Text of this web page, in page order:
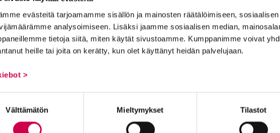
evästeitä tarjoamamme sisällön ja mainosten räätälöimiseen,
analysoimiseen. Lisäksi jaamme sosiaalisen median,
tietoja siitä, miten käytät sivustoamme. Kumppanimme voivat
heille tai joita on kerätty, kun olet käyttänyt heidän palvelujaan.
>
Välttämätön Mieltymykset Tilastot
Sana antaa saajalleen toivoa, iloa ja ajattelemisen
antamaa lähetystehtävää.
harrastuksen ja onnistuessasi palkkioita: ilmaisen Sana-
kirjaostoksille, Kansan Raamattuseuran kursseille ja
saada S-ryhmän lahjakortteja (max 100 €/hlö/vuosi).
yhteyttä ja kerron lisää.